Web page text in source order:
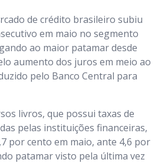
de crédito brasileiro subiu
em maio no segmento
ao maior patamar desde
aumento dos juros em meio ao
pelo Banco Central para
livros, que possui taxas de
pelas instituições financeiras,
por cento em maio, ante 4,6 por
patamar visto pela última vez